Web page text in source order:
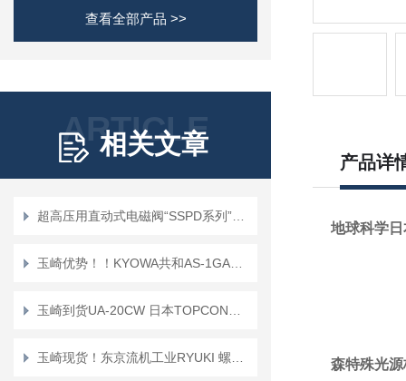
查看全部产品 >>
ARTICLE
相关文章
产品详
地球科学
森特殊光